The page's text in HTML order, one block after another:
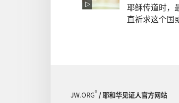
耶稣传道时，
直祈求这个国
JW.ORG®/ 耶和华见证人官方网站